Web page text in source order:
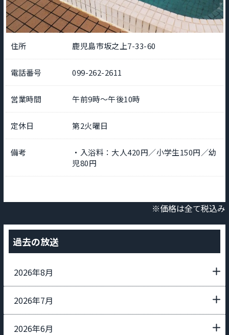
住所 鹿児島市坂之上7-33-60
電話番号 099-262-2611
営業時間 午前9時～午後10時
定休日 第2火曜日
備考
・入浴料：大人420円／小学生150円／幼
児80円
※価格は全て税込み
過去の放送
2026年8月
2026年7月
2026年6月